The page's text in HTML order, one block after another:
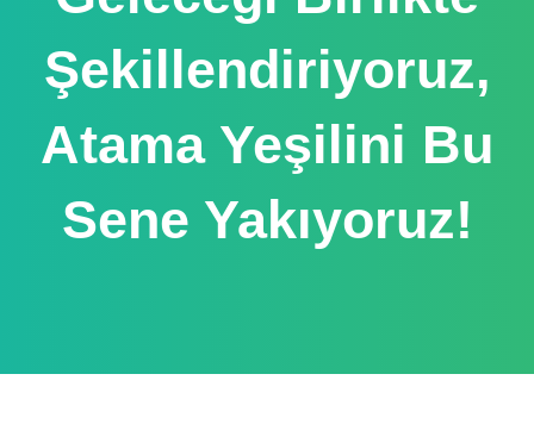
Şekillendiriyoruz,
Atama Yeşilini Bu
Sene Yakıyoruz!